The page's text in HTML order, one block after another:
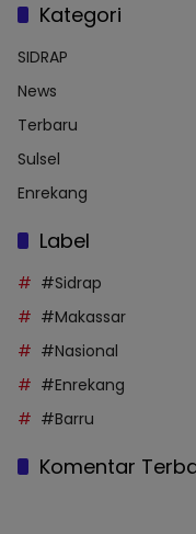
Kategori
SIDRAP
News
Terbaru
Sulsel
Enrekang
Label
#Sidrap
#Makassar
#Nasional
#Enrekang
#Barru
Komentar